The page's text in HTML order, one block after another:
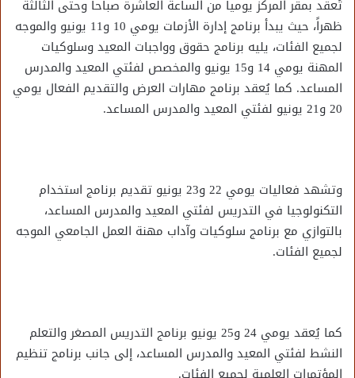
تُعقد بمقر المركز يومياً من الساعة العاشرة صباحاً وحتى الثالثة
ظهراً، حيث يبدأ برنامج إدارة الأزمات يومي 10 و11 يونيو والموجه
لجميع الفئات، يليه برنامج حقوق وواجبات المعيد وسلوكيات
المهنة يومي 14 و15 يونيو والمخصص لفئتي المعيد والمدرس
المساعد. كما يُعقد برنامج مهارات العرض والتقديم الفعال يومي
20 و21 يونيو لفئتي المعيد والمدرس المساعد.
وتشهد فعاليات يومي 22 و23 يونيو تقديم برنامج استخدام
التكنولوجيا في التدريس لفئتي المعيد والمدرس المساعد،
بالتوازي مع برنامج سلوكيات وآداب مهنة العمل الجامعي الموجه
لجميع الفئات.
كما يُعقد يومي 24 و25 يونيو برنامج التدريس المصغر والتعلم
النشط لفئتي المعيد والمدرس المساعد، إلى جانب برنامج تنظيم